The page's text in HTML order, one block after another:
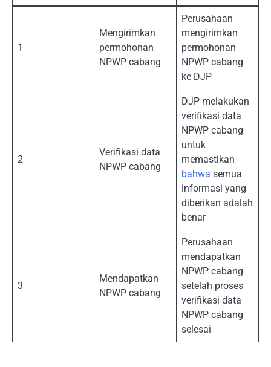
1
Mengirimkan
permohonan
NPWP cabang
Perusahaan
mengirimkan
permohonan
NPWP cabang
ke DJP
2
Verifikasi data
NPWP cabang
DJP melakukan
verifikasi data
NPWP cabang
untuk
memastikan
bahwa semua
informasi yang
diberikan adalah
benar
3
Mendapatkan
NPWP cabang
Perusahaan
mendapatkan
NPWP cabang
setelah proses
verifikasi data
NPWP cabang
selesai